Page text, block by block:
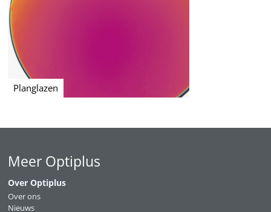
Planglazen
Meer Optiplus
Over Optiplus
Over ons
Nieuws